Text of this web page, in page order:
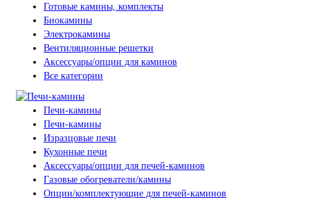
Готовые камины, комплекты
Биокамины
Электрокамины
Вентиляционные решетки
Аксессуары/опции для каминов
Все категории
Печи-камины
Печи-камины
Изразцовые печи
Кухонные печи
Аксессуары/опции для печей-каминов
Газовые обогреватели/камины
Опции/комплектующие для печей-каминов